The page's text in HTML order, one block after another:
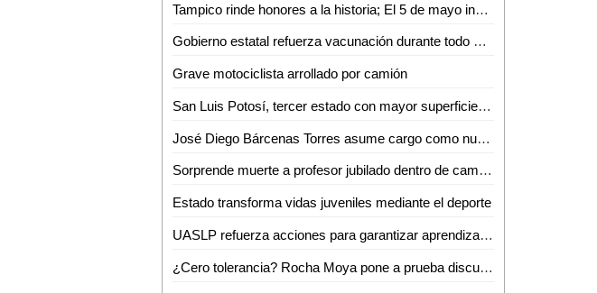
Tampico rinde honores a la historia; El 5 de mayo inspira el trabajo por la ciudad
Gobierno estatal refuerza vacunación durante todo mayo
Grave motociclista arrollado por camión
San Luis Potosí, tercer estado con mayor superficie afectada por incendios forestales
José Diego Bárcenas Torres asume cargo como nuevo director del Tec de Valles
Sorprende muerte a profesor jubilado dentro de camioneta en Aquismón
Estado transforma vidas juveniles mediante el deporte
UASLP refuerza acciones para garantizar aprendizaje inclusivo y permanencia escolar
¿Cero tolerancia? Rocha Moya pone a prueba discurso de anticorrupción en Morena